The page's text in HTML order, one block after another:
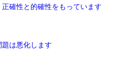
確性と的確性をもっています
は悪化します